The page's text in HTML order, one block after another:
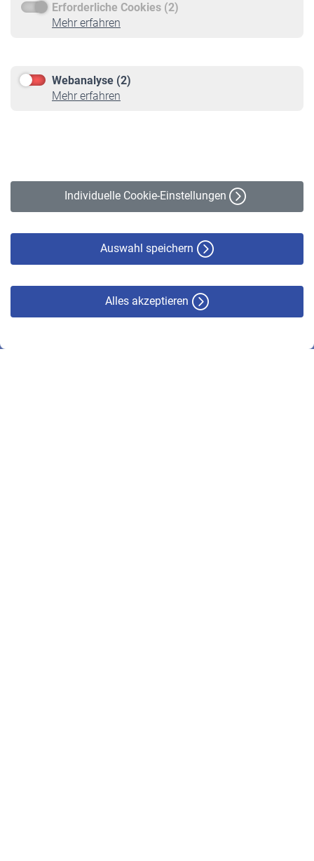
Erforderliche Cookies (2)
Mehr erfahren
Webanalyse (2)
Mehr erfahren
Individuelle Cookie-Einstellungen
Auswahl speichern
Alles akzeptieren
Service
Informationen
Online-Rechner
VBLnewsletter
Erklärung zur Barrierefreiheit
© VBL 2026